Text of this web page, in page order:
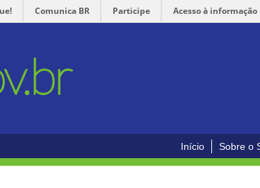
Comunica BR Participe Acesso à informação
Início Sobre o